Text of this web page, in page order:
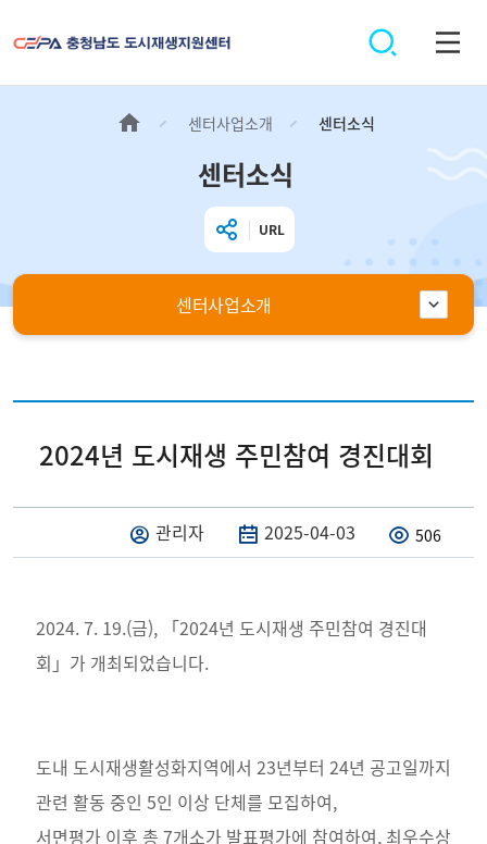
센터사업소개 센터소식
센터소식
URL
센터사업소개
2024년 도시재생 주민참여 경진대회
관리자 2025-04-03 506
2024. 7. 19.(금), 「2024년 도시재생 주민참여 경진대
회」가 개최되었습니다.
도내 도시재생활성화지역에서 23년부터 24년 공고일까지
관련 활동 중인 5인 이상 단체를 모집하여,
서면평가 이후 총 7개소가 발표평가에 참여하여, 최우수상